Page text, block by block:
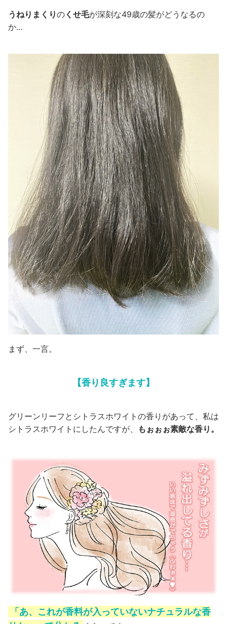
うねりまくりの くせ毛が深刻な49歳の髪がどうなるの
か…
まず、一言。
【香り良すぎます】
グリーンリーフとシトラスホワイトの香りがあって、私は
シトラスホワイトにしたんですが、
もぉぉぉ素敵な香り。
「あ、これが香料が入っていないナチュラルな香